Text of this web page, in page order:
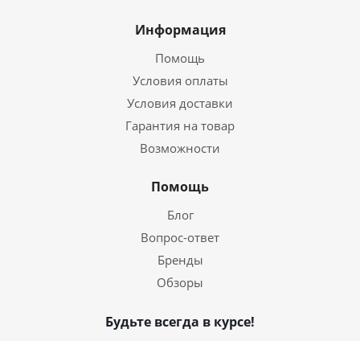
Информация
Помощь
Условия оплаты
Условия доставки
Гарантия на товар
Возможности
Помощь
Блог
Вопрос-ответ
Бренды
Обзоры
Будьте всегда в курсе!